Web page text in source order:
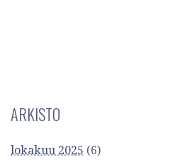
ARKISTO
lokakuu 2025 (6)